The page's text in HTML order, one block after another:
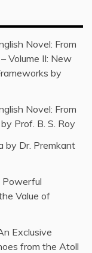
Novel: From
Volume II: New
by
Novel: From
Prof. B. S. Roy
by Dr. Premkant
Powerful
Value of
Exclusive
from the Atoll